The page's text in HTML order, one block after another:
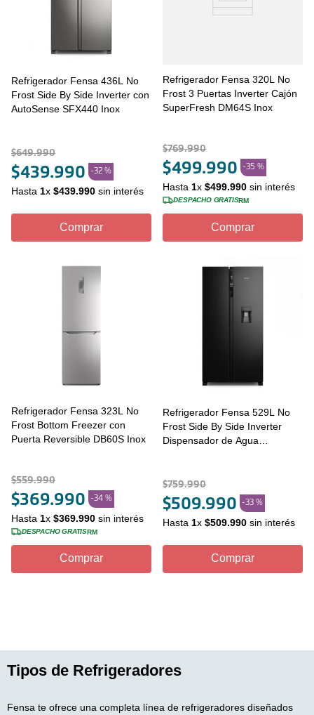
Refrigerador Fensa 436L No
Frost Side By Side Inverter con
AutoSense SFX440 Inox
$649.990
$439.990 -32 %
Hasta 1x $439.990 sin interés
Comprar
Refrigerador Fensa 320L No
Frost 3 Puertas Inverter Cajón
SuperFresh DM64S Inox
$769.990
$499.990 -35 %
Hasta 1x$499.990 sin interés
DESPACHO GRATISRM
Comprar
Refrigerador Fensa 323L No
Frost Bottom Freezer con
Puerta Reversible DB60S Inox
$559.990
$369.990 -34 %
Hasta 1x $369.990 sin interés
DESPACHO GRATISRM
Comprar
Refrigerador Fensa 529L No
Frost Side By Side Inverter
Dispensador de Agua
$759.990
$509.990 -33 %
Hasta 1x$509.990 sin interés
Comprar
Tipos de Refrigeradores
Fensa te ofrece una completa línea de refrigeradores diseñados